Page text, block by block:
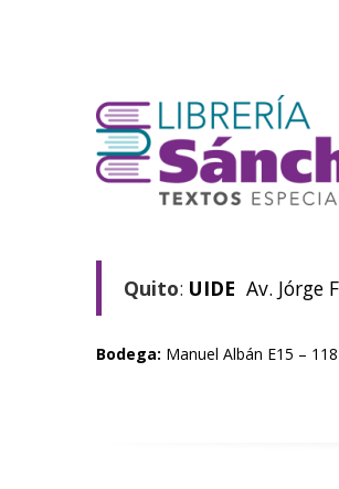
Quito: UIDE Av. Jórge
Bodega: Manuel Albán E15 –